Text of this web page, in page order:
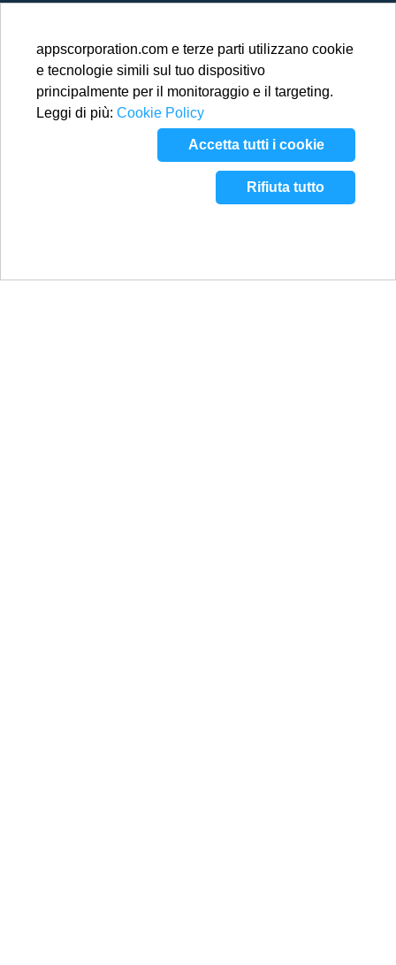
appscorporation.com e terze parti utilizzano cookie
e tecnologie simili sul tuo dispositivo
principalmente per il monitoraggio e il targeting.
Leggi di più: Cookie Policy
Accetta tutti i cookie
Rifiuta tutto